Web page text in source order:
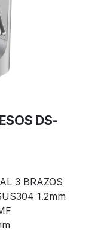
DS-
3 BRAZOS
1.2mm